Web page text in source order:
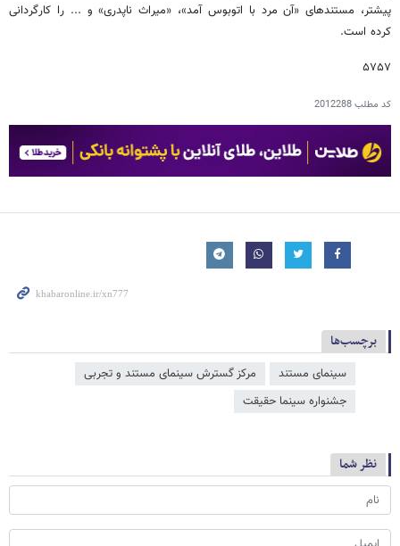
پیشتر، مستندهای «آن مرد با اتوبوس آمد»، «میراث ناپدری» و ... را کارگردانی
کرده است.
۵۷۵۷
کد مطلب2012288
برچسب‌ها
سینمای مستند
مرکز گسترش سینمای مستند و تجربی
جشنواره سینما حقیقت
نظر شما